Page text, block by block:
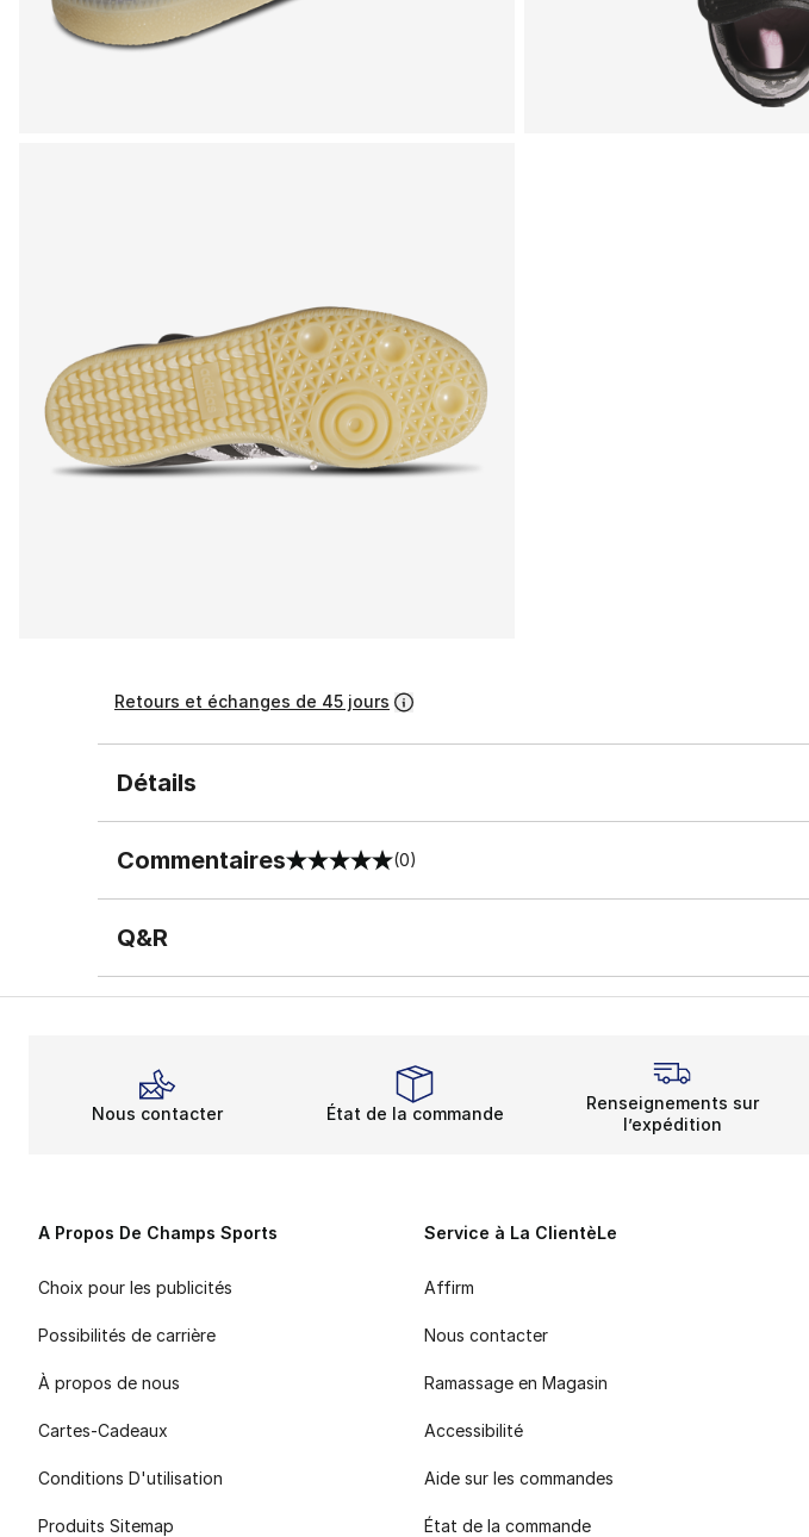
Retours et échanges de 45 jours
Détails
Commentaires
0 sur 5 notes (0)
Q&R
Nous contacter État de la commande
Renseignements sur
l’expédition
A Propos De Champs Sports
Choix pour les publicités
Possibilités de carrière
À propos de nous
Cartes-Cadeaux
Conditions D'utilisation
Produits Sitemap
Service à La ClientèLe
Affirm
Nous contacter
Ramassage en Magasin
Accessibilité
Aide sur les commandes
État de la commande